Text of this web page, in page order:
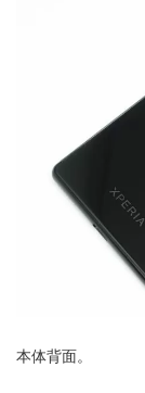
本体背面。